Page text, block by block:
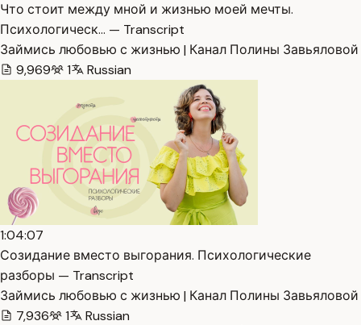
Что стоит между мной и жизнью моей мечты.
Психологическ… — Transcript
Займись любовью с жизнью | Канал Полины Завьяловой
9,969
1 Russian
1:04:07
Созидание вместо выгорания. Психологические
разборы — Transcript
Займись любовью с жизнью | Канал Полины Завьяловой
7,936
1 Russian